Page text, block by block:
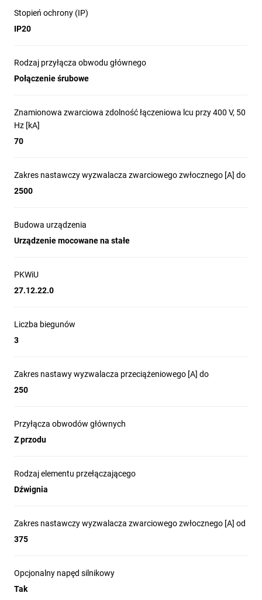
Stopień ochrony (IP)
IP20
Rodzaj przyłącza obwodu głównego
Połączenie śrubowe
Znamionowa zwarciowa zdolność łączeniowa lcu przy 400 V, 50
Hz [kA]
70
Zakres nastawczy wyzwalacza zwarciowego zwłocznego [A] do
2500
Budowa urządzenia
Urządzenie mocowane na stałe
PKWiU
27.12.22.0
Liczba biegunów
3
Zakres nastawy wyzwalacza przeciążeniowego [A] do
250
Przyłącza obwodów głównych
Z przodu
Rodzaj elementu przełączającego
Dźwignia
Zakres nastawczy wyzwalacza zwarciowego zwłocznego [A] od
375
Opcjonalny napęd silnikowy
Tak